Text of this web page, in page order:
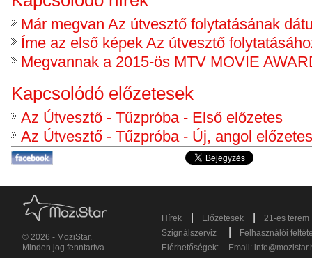
Már megvan Az útvesztő folytatásának
Íme az első képek Az útvesztő
Megvannak a 2015-ös MTV MOVIE
Kapcsolódó előzetesek
Az Útvesztő - Tűzpróba - Első előzetes
Az Útvesztő - Tűzpróba - Új, angol előzetes
© 2026 - MoziStar.
Minden jog fenntartva
Hírek Előzetesek
21-es terem
Szignálszerviz
Felhasználói
Elérhetőségek:
Email: